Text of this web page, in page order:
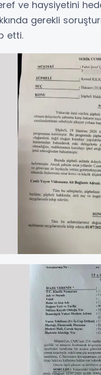
ve haysiyetini
gerekli
etti.